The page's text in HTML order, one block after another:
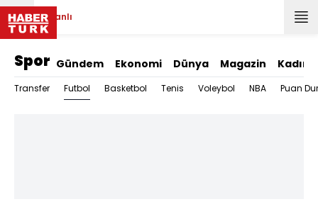
Canlı
Spor Gündem Ekonomi Dünya Magazin Kadın
Transfer Futbol Basketbol Tenis Voleybol NBA Puan